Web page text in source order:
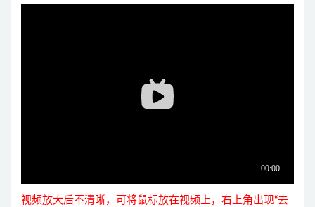
视频放大后不清晰，可将鼠标放在视频上，右上角出现“去